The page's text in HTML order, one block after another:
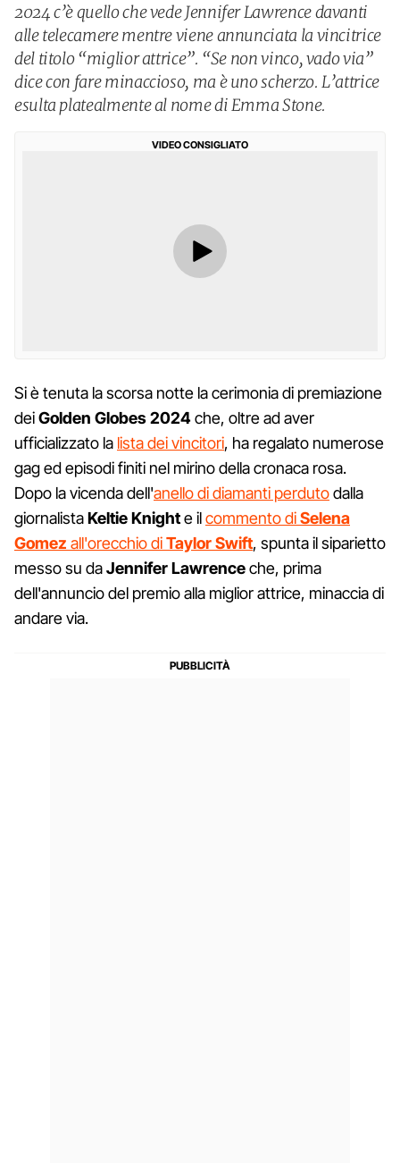
2024 c’è quello che vede Jennifer Lawrence davanti
alle telecamere mentre viene annunciata la vincitrice
del titolo “miglior attrice”. “Se non vinco, vado via”
dice con fare minaccioso, ma è uno scherzo. L’attrice
esulta platealmente al nome di Emma Stone.
VIDEO CONSIGLIATO
Si è tenuta la scorsa notte la cerimonia di premiazione
deiGolden Globes 2024che, oltre ad aver
ufficializzato la lista dei vincitori, ha regalato numerose
gag ed episodi finiti nel mirino della cronaca rosa.
Dopo la vicenda dell'anello di diamanti perdutodalla
giornalistaKeltie Knighte ilcommento diSelena
Gomez all'orecchio diTaylorSwift, spunta il siparietto
messo su daJennifer Lawrenceche, prima
dell'annuncio del premio alla miglior attrice, minaccia di
andare via.